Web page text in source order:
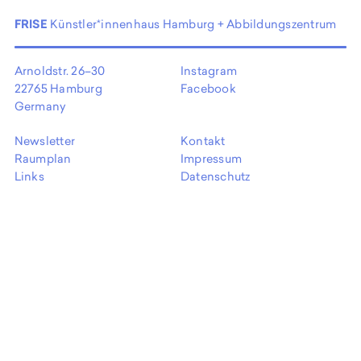
FRISE Künstler*innenhaus Hamburg + Abbildungszentrum
Arnoldstr. 26–30
22765 Hamburg
Germany
Instagram
Facebook
Newsletter
Raumplan
Links
Kontakt
Impressum
Datenschutz